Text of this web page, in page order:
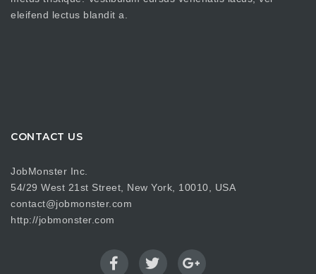
eleifend lectus blandit a.
CONTACT US
JobMonster Inc.
54/29 West 21st Street, New York, 10010, USA
contact@jobmonster.com
http://jobmonster.com